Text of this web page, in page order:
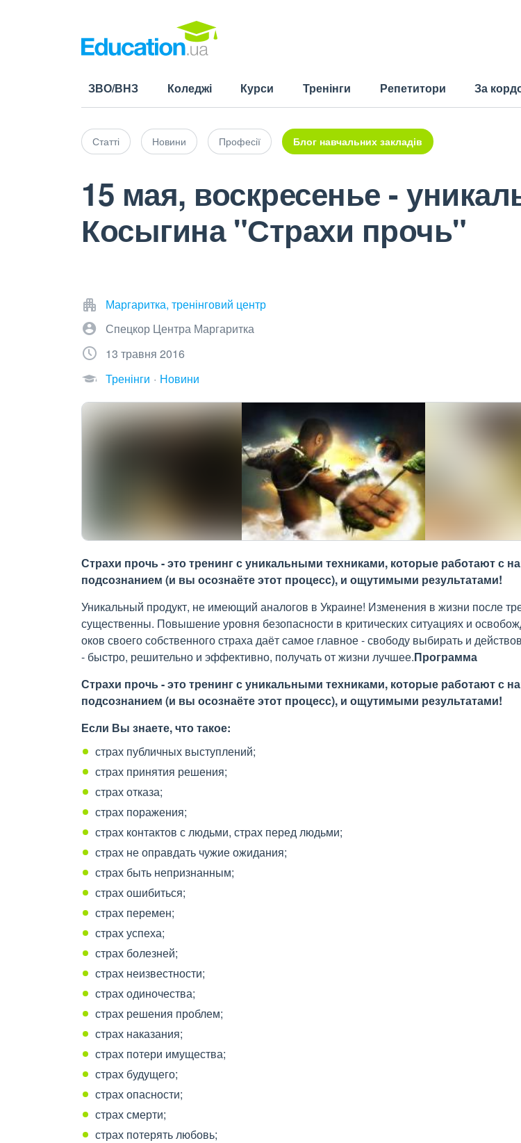
ЗВО/ВНЗ Коледжі Курси Тренінги Репетитори За
Статті Новини Професії Блог навчальних закладів
15 мая, воскресенье -
Косыгина "Страхи прочь"
Маргаритка, тренінговий центр
Спецкор Центра Маргаритка
13 травня 2016
Тренінги
Новини
Страхи прочь - это тренинг с уникальными техниками, которые работают с
подсознанием (и вы осознаёте этот процесс), и ощутимыми результатами!
Уникальный продукт, не имеющий аналогов в Украине! Изменения в жизни после
существенны. Повышение уровня безопасности в критических ситуациях и
оков своего собственного страха даёт самое главное - свободу выбирать и
- быстро, решительно и эффективно, получать от жизни лучшее.Программа
Страхи прочь - это тренинг с уникальными техниками, которые работают с
подсознанием (и вы осознаёте этот процесс), и ощутимыми результатами!
Если Вы знаете, что такое:
страх публичных выступлений;
страх принятия решения;
страх отказа;
страх поражения;
страх контактов с людьми, страх перед людьми;
страх не оправдать чужие ожидания;
страх быть непризнанным;
страх ошибиться;
страх перемен;
страх успеха;
страх болезней;
страх неизвестности;
страх одиночества;
страх решения проблем;
страх наказания;
страх потери имущества;
страх будущего;
страх опасности;
страх смерти;
страх потерять любовь;